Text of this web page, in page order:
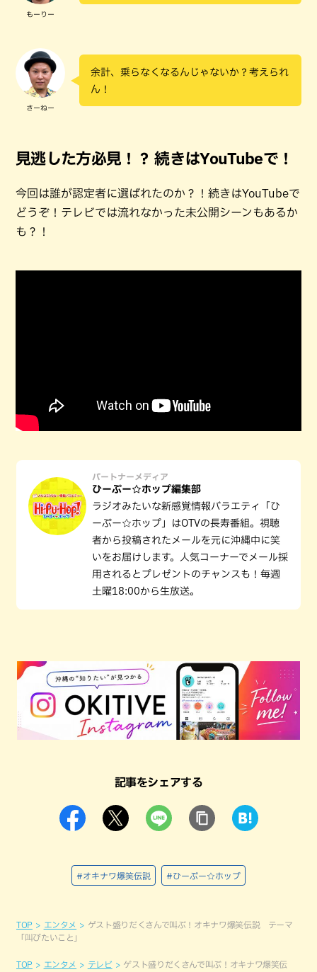
もーりー
さーねー
余計、乗らなくなるんじゃないか？考えられ
ん！
見逃した方必見！？ 続きはYouTubeで！
今回は誰が認定者に選ばれたのか？！続きはYouTubeで
どうぞ！テレビでは流れなかった未公開シーンもあるか
も？！
パートナーメディア
ひーぷー☆ホップ編集部
ラジオみたいな新感覚情報バラエティ「ひ
ーぷー☆ホップ」はOTVの長寿番組。視聴
者から投稿されたメールを元に沖縄中に笑
いをお届けします。人気コーナーでメール採
用されるとプレゼントのチャンスも！毎週
土曜18:00から生放送。
記事をシェアする
#オキナワ爆笑伝説 #ひーぷー☆ホップ
TOP エンタメ
ゲスト盛りだくさんで叫ぶ！オキナワ爆笑伝説 テーマ
「叫びたいこと」
TOP エンタメ テレビ
ゲスト盛りだくさんで叫ぶ！オキナワ爆笑伝